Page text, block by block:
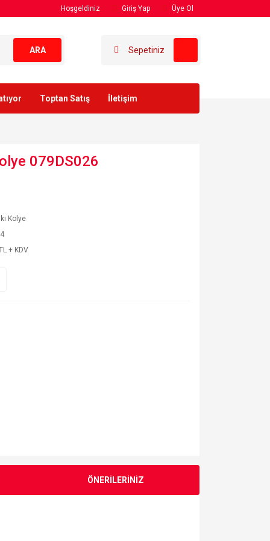
Hoşgeldiniz Giriş Yap Üye Ol
ARA Sepetiniz
Toptan Satış İletişim
079DS026
Kolye
+ KDV
ÖNERİLERİNİZ